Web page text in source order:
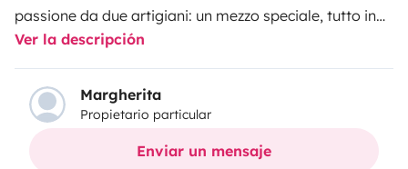
passione da due artigiani: un mezzo speciale, tutto in
legno, che unisce il calore di una baita alla praticità di
un furgone agile. Perfetto per la sosta libera, il viaggio
on the road e i weekend immersi nella natura.
Ver la descripción
Margherita
Propietario particular
Enviar un mensaje